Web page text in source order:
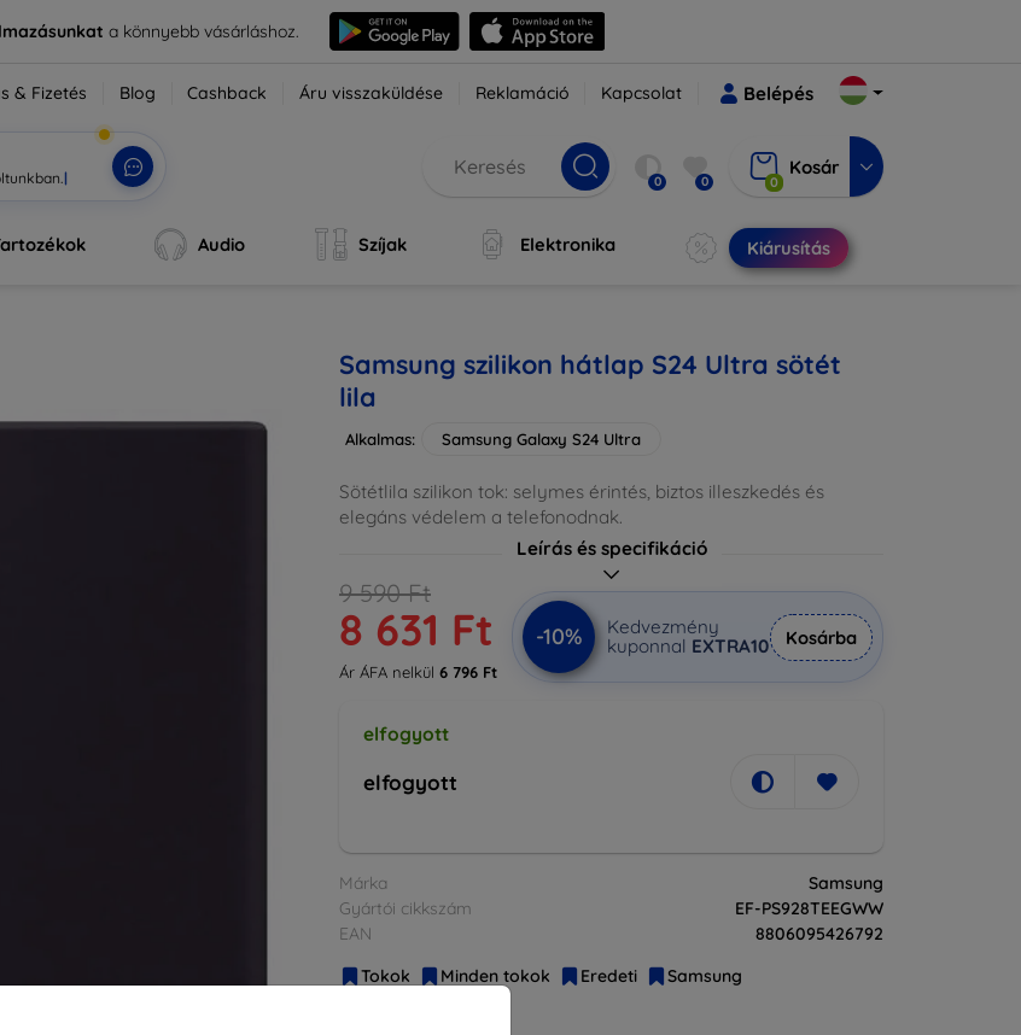
a könnyebb vásárláshoz.
& Fizetés Blog Cashback Áru visszaküldése Reklamáció Kapcsolat Belépés
0 0 0
Kosár
Audio Szíjak Elektronika Kiárusítás
Samsung szilikon hátlap S24 Ultra sötét
lila
Alkalmas: Samsung Galaxy S24 Ultra
Sötétlila szilikon tok: selymes érintés, biztos illeszkedés és
elegáns védelem a telefonodnak.
Leírás és specifikáció
9 590 Ft
8 631 Ft
Ár ÁFA nelkül 6 796 Ft
-10%
Kedvezmény
kuponnal EXTRA10 Kosárba
elfogyott
elfogyott
Márka
Samsung
Gyártói cikkszám
EF-PS928TEEGWW
EAN
8806095426792
Tokok
Minden tokok Eredeti Samsung